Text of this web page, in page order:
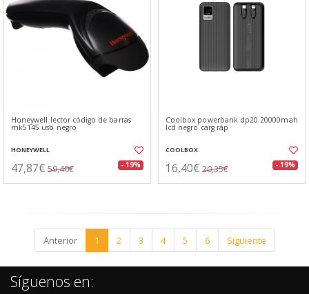
Honeywell lector código de barras
mk5145 usb negro
HONEYWELL
47,87€ 59,40€ - 19%
Coolbox powerbank dp20 20000mah
lcd negro carg ráp
COOLBOX
16,40€ 20,35€ - 19%
Anterior 1 2 3 4 5 6 Siguiente
Síguenos en: